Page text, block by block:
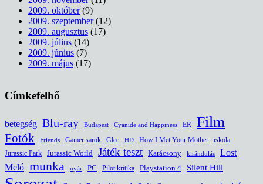
2009. október(9)
2009. szeptember(12)
2009. augusztus (17)
2009. július (14)
2009. június (7)
2009. május (17)
Címkefelhő
betegség Blu-ray Budapest Cyanide and Happiness ER Film
Fotók Friends Gamer sarok Glee HD How I Met Your Mother
iskola
Jurassic Park
Jurassic World Játék teszt Karácsony kirándulás Lost
Meló munka nyár PC Pilot kritika Playstation 4 Silent Hill